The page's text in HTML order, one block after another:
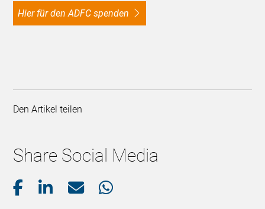
Hier für den ADFC spenden
Den Artikel teilen
Share Social Media